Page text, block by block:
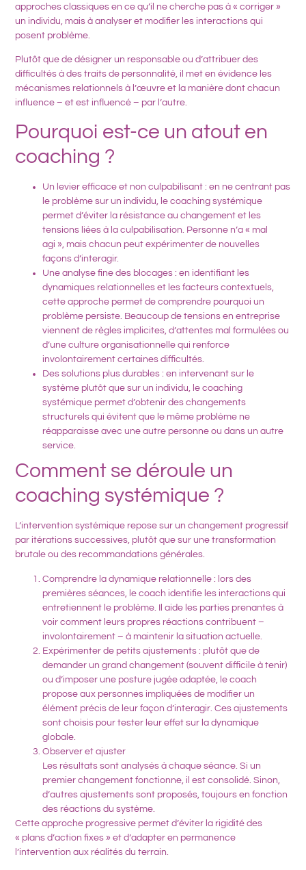
approches classiques en ce qu’il ne cherche pas à « corriger »
un individu, mais à analyser et modifier les interactions qui
posent problème
Plutôt que de désigner un responsable ou d’attribuer des
difficultés à des traits de personnalité, il met en évidence les
mécanismes relationnels à l’œuvre et la manière dont chacun
influence – et est influencé – par l’autre.
Pourquoi est-ce un atout en
coaching ?
Un levier efficace et non culpabilisant : en ne centrant pas
le problème sur un individu, le coaching systémique
permet d’éviter la résistance au changement et les
tensions liées à la culpabilisation. Personne n’a « mal
agi », mais chacun peut expérimenter de nouvelles
façons d’interagir.
Une analyse fine des blocages : en identifiant les
dynamiques relationnelles et lesfacteurs contextuels,
cette approche permet de comprendre pourquoi un
problème persiste. Beaucoup de tensions en entreprise
viennent de règles implicites, d’attentes mal formulées ou
d’une culture organisationnelle qui renforce
involontairement certaines difficultés.
Des solutions plus durables : en intervenant sur le
système plutôt que sur un individu, le coaching
systémique permet d’obtenirdes changements
structurels qui évitent que le même problème ne
réapparaisse avec une autre personne ou dans un autre
service.
Comment se déroule un
coaching systémique ?
L’intervention systémique repose sur unchangement progressif
par itérations successives, plutôt que sur une transformation
brutale ou des recommandations générales.
Comprendre la dynamique relationnelle : lors des
premières séances, le coach identifie les interactions qui
entretiennent le problème . Il aide les parties prenantes à
voir comment leurs propres réactions contribuent –
involontairement – à maintenir la situation actuelle.
Expérimenter de petits ajustements : plutôt que de
demander un grand changement (souvent difficile à tenir)
ou d’imposer une posture jugée adaptée, le coach
propose aux personnes impliquées de modifier un
élément précis de leur façon d’interagir . Ces ajustements
sont choisis pour tester leur effet sur la dynamique
globale.
Observer et ajuster
Les résultats sont analysés à chaque séance. Si un
premier changement fonctionne, il est consolidé. Sinon,
d’autres ajustements sont proposés, toujours en fonction
des réactions du système.
Cette approche progressive permet d’éviter la rigidité des
« plans d’action fixes » et d’adapter en permanence
l’intervention aux réalités du terrain.